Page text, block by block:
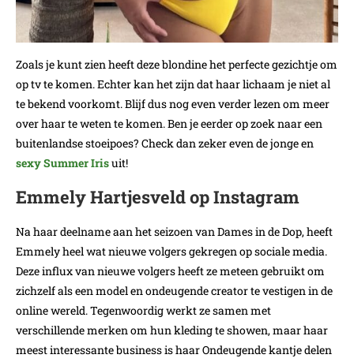
Zoals je kunt zien heeft deze blondine het perfecte gezichtje om
op tv te komen. Echter kan het zijn dat haar lichaam je niet al
te bekend voorkomt. Blijf dus nog even verder lezen om meer
over haar te weten te komen. Ben je eerder op zoek naar een
buitenlandse stoeipoes? Check dan zeker even de jonge en
sexy Summer Irisuit!
Emmely Hartjesveld op Instagram
Na haar deelname aan het seizoen van Dames in de Dop, heeft
Emmely heel wat nieuwe volgers gekregen op sociale media.
Deze influx van nieuwe volgers heeft ze meteen gebruikt om
zichzelf als een model en ondeugende creator te vestigen in de
online wereld. Tegenwoordig werkt ze samen met
verschillende merken om hun kleding te showen, maar haar
meest interessante business is haar Ondeugende kantje delen